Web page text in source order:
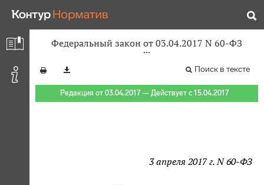
Федеральный закон от 03.04.2017 N 60-ФЗ
Поиск в тексте
Редакция от 03.04.2017 — Действует с 15.04.2017
3 апреля 2017 г. N 60-ФЗ